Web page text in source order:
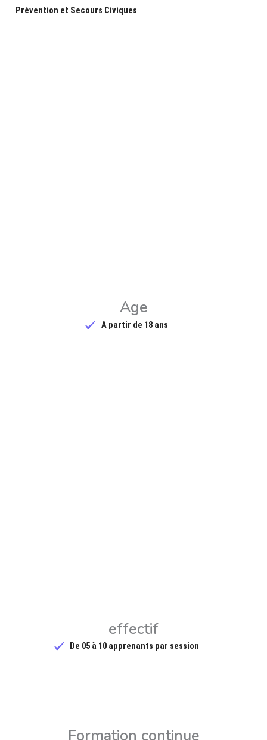
Prévention et Secours Civiques
Age
A partir de 18 ans
effectif
De 05 à 10 apprenants par session
Formation continue